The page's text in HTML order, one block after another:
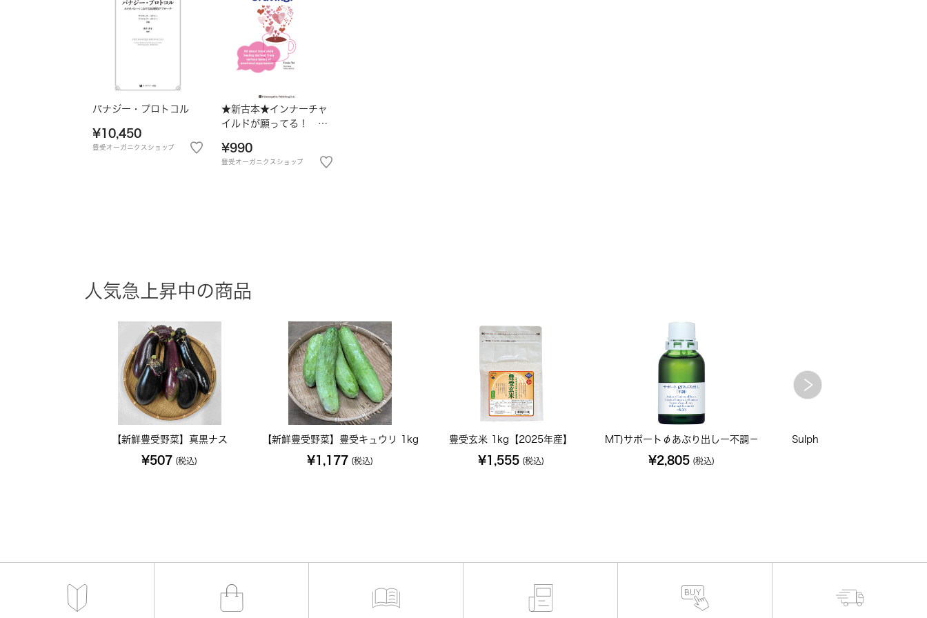
バナジー・プロトコル
¥10,450
豊受オーガニクスショップ
★新古本★インナーチャ
イルドが願ってる！ ★
¥990
豊受オーガニクスショップ
人気急上昇中の商品
【新鮮豊受野菜】真黒ナス
¥507 (税込)
【新鮮豊受野菜】豊受キュウリ 1kg
¥1,177 (税込)
豊受玄米 1kg【2025年産】
¥1,555 (税込)
MT)サポートφあぶり出しー不調－
¥2,805 (税込)
Sulph ソーファー 200C 小